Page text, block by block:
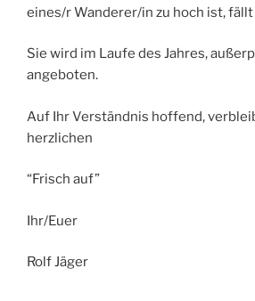
eines/r Wanderer/in zu hoch ist,
Sie wird im Laufe des Jahres,
angeboten.
Auf Ihr Verständnis hoffend,
herzlichen
“Frisch auf”
Ihr/Euer
Rolf Jäger